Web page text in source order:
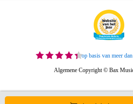
op basis van meer
Algemene Copyright © Bax